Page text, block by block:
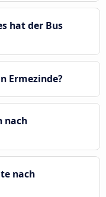
hat der Bus
Ermezinde?
nach
nach